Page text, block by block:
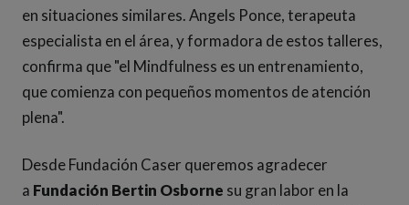
en situaciones similares. Angels Ponce, terapeuta
especialista en el área, y formadora de estos talleres,
confirma que "el Mindfulness es un entrenamiento,
que comienza con pequeños momentos de atención
plena".
Desde Fundación Caser queremos agradecer
a Fundación Bertin Osborne su gran labor en la